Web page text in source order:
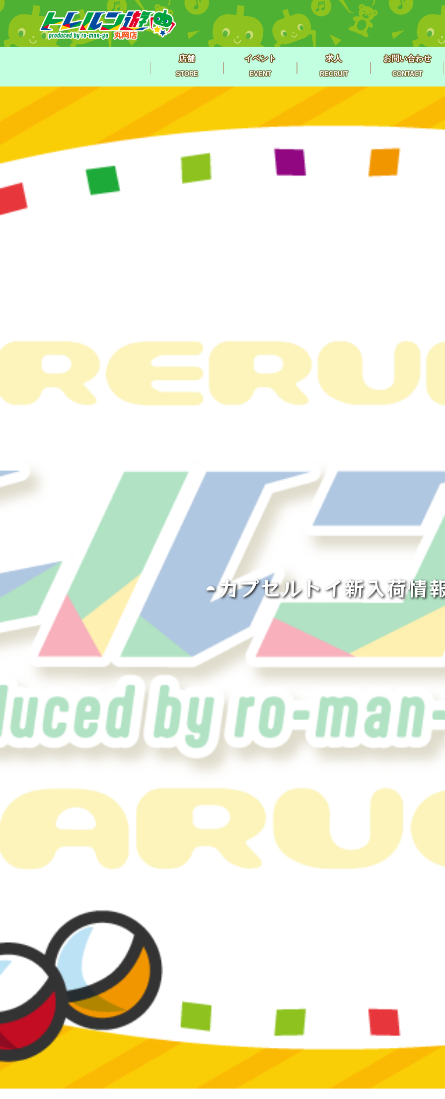
店舗
STORE
イベント
EVENT
求人
RECRUIT
お問い合わせ
CONTACT
◓カプセルトイ新入荷情